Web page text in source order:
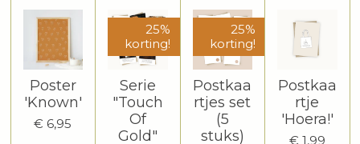
Poster
'Known'
€ 6,95
25%
korting!
Serie
"Touch
Of
Gold"
25%
korting!
Postkaa
rtjes set
(5
stuks)
Postkaa
rtje
'Hoera!'
€ 1,99